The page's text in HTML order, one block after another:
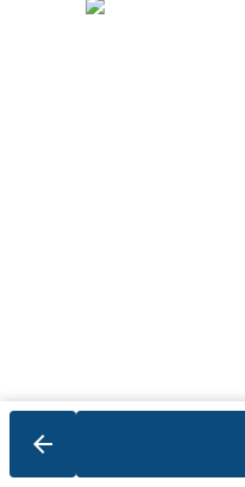
arrow_back